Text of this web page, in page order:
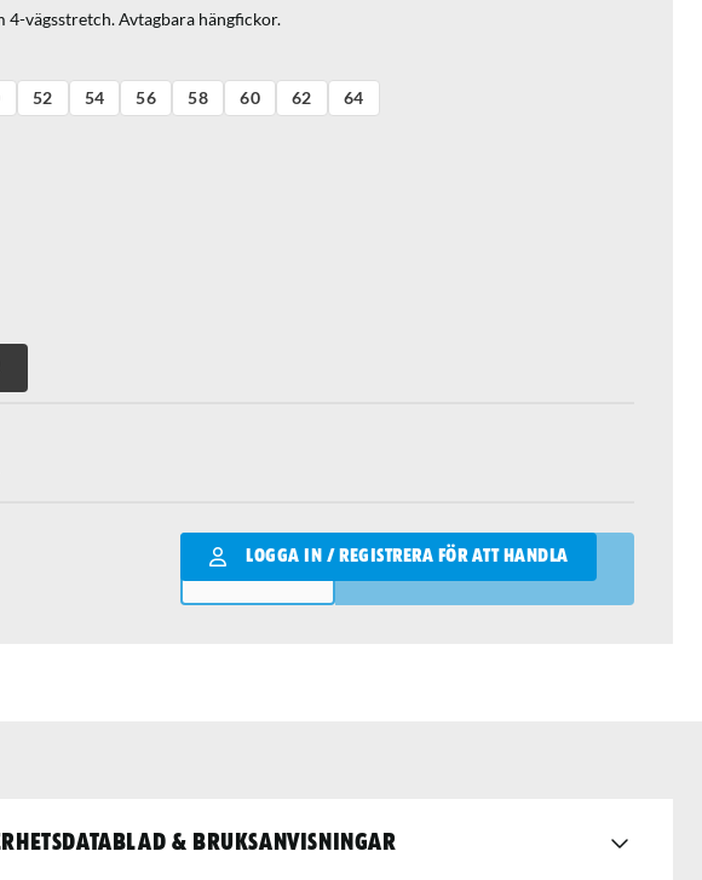
vägsstretch. Avtagbara hängfickor.
52 54 56 58 60 62 64
LOGGA IN / REGISTRERA FÖR ATT HANDLA
Qantity
LÄGG I VARUKORGEN
& bruksanvisningar